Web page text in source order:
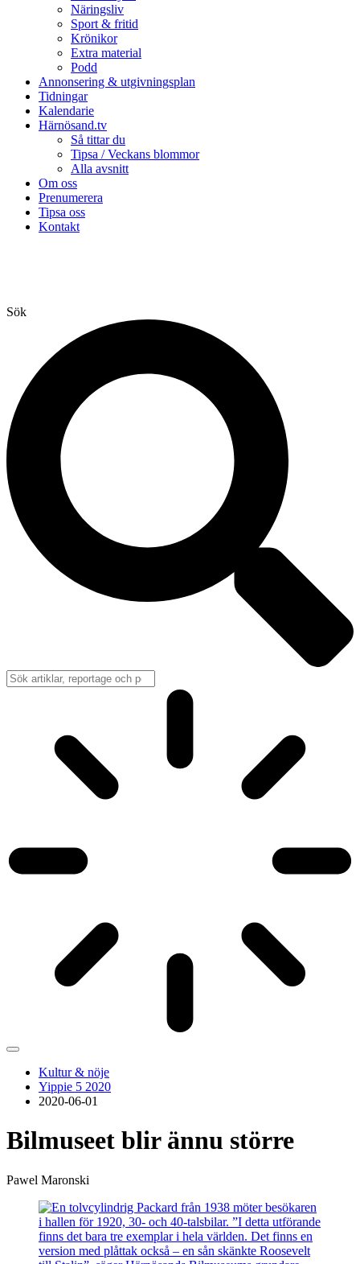
Näringsliv
Sport & fritid
Krönikor
Extra material
Podd
Annonsering & utgivningsplan
Tidningar
Kalendarie
Härnösand.tv
Så tittar du
Tipsa / Veckans blommor
Alla avsnitt
Om oss
Prenumerera
Tipsa oss
Kontakt
Sök
Kultur & nöje
Yippie 5 2020
2020-06-01
Bilmuseet blir ännu större
Pawel Maronski